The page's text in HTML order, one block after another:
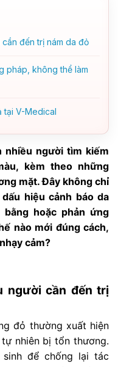
đến trị nám da đỏ
pháp, không thể làm
tại V-Medical
nhiều người tìm kiếm
kèm theo những
mặt. Đây không chỉ
hiệu cảnh báo da
hoặc phản ứng
nào mới đúng cách,
cảm?
người cần đến trị
đỏ thường xuất hiện
nhiên bị tổn thương.
để chống lại tác